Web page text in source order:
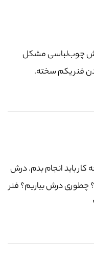
چوب‌لباسی مشکل
فنر یکم سخته.
باید انجام بدم. درش
چطوری درش بیاریم؟ فنر